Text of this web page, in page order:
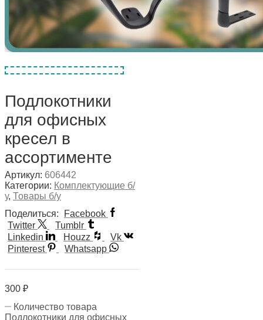
Подлокотники
для офисных
кресел в
ассортименте
Артикул: 606442
Категории: Комплектующие б/
у, Товары б/у
Поделиться:
Facebook
Twitter
Tumblr
Linkedin
Houzz
Vk
Pinterest
Whatsapp
300 ₽
Количество товара
Подлокотники для офисных